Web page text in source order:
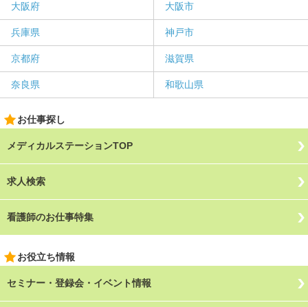
大阪府 大阪市
兵庫県 神戸市
京都府 滋賀県
奈良県 和歌山県
お仕事探し
メディカルステーションTOP
求人検索
看護師のお仕事特集
お役立ち情報
セミナー・登録会・イベント情報